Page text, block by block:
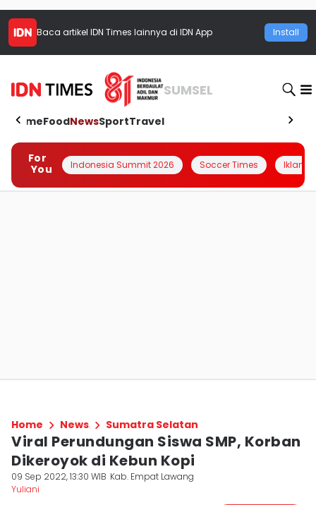
Baca artikel IDN Times lainnya di IDN App Install
SUMSEL
HomeFoodNewsSportTravel
For
You
Indonesia Summit 2026 Soccer Times Iklanin
Home News Sumatra Selatan
Viral Perundungan Siswa SMP, Korban
Dikeroyok di Kebun Kopi
09 Sep 2022, 13:30 WIB Kab. Empat Lawang
Yuliani